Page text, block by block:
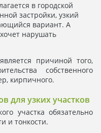
в городской
застройки, узкий
вариант. А
нарушать
причиной того,
собственного
кирпичного.
для узких участков
участка обязательно
и тонкости.